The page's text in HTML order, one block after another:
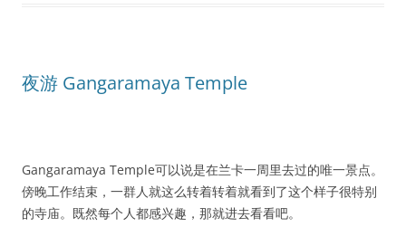
夜游 Gangaramaya Temple
Gangaramaya Temple可以说是在兰卡一周里去过的唯一景点。
傍晚工作结束，一群人就这么转着转着就看到了这个样子很特别
的寺庙。既然每个人都感兴趣，那就进去看看吧。